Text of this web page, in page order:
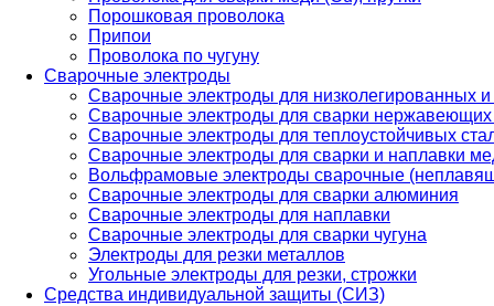
Порошковая проволока
Припои
Проволока по чугуну
Сварочные электроды
Сварочные электроды для низколегированных и
Сварочные электроды для сварки
Сварочные электроды для теплоустойчивых
Сварочные электроды для сварки и наплавки
Вольфрамовые электроды сварочные
Сварочные электроды для сварки алюминия
Сварочные электроды для наплавки
Сварочные электроды для сварки чугуна
Электроды для резки металлов
Угольные электроды для резки, строжки
Средства индивидуальной защиты (СИЗ)